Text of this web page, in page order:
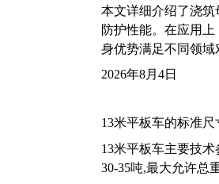
本文详细介绍了浇
防护性能。在应用
身优势满足不同领域
2026年8月4日
13米平板车的标准
13米平板车主要技术
30-35吨,最大允许总